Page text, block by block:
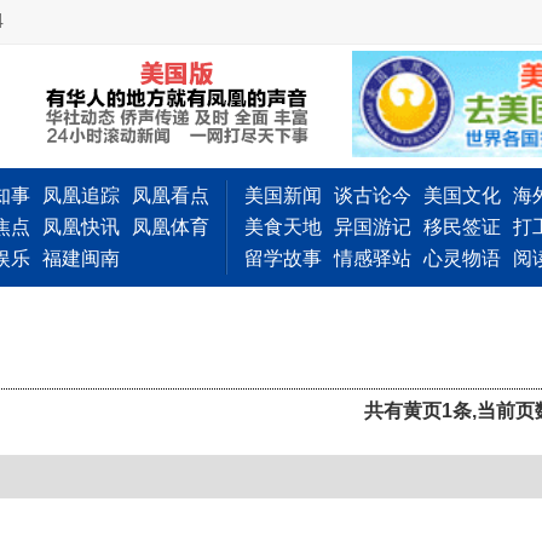
事 凤凰追踪
凤凰看点
点
凤凰快讯
凤凰体育
乐 福建闽南
美国新闻 谈古论今 美国文化 海
美食天地 异国游记 移民签证
打
留学故事 情感驿站 心灵物语 阅
共有黄页1条,当前页